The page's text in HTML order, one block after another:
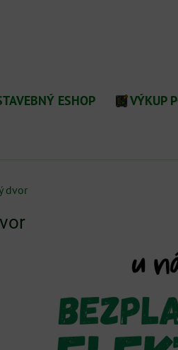
ESHOP VÝKUP
dvor